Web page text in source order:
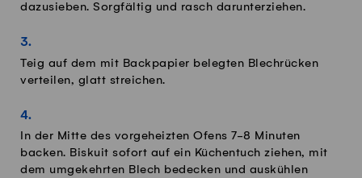
dazusieben. Sorgfältig und rasch darunterziehen.
Teig auf dem mit Backpapier belegten Blechrücken
verteilen, glatt streichen.
In der Mitte des vorgeheizten Ofens 7-8 Minuten
backen. Biskuit sofort auf ein Küchentuch ziehen, mit
dem umgekehrten Blech bedecken und auskühlen